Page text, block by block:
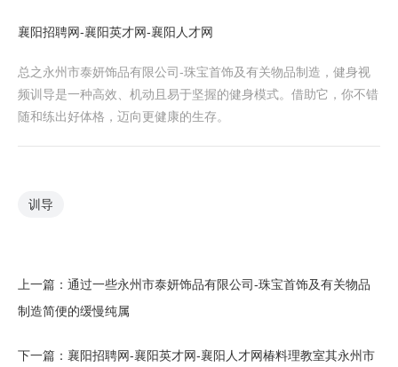
襄阳招聘网-襄阳英才网-襄阳人才网
总之永州市泰妍饰品有限公司-珠宝首饰及有关物品制造，健身视
频训导是一种高效、机动且易于坚握的健身模式。借助它，你不错
随和练出好体格，迈向更健康的生存。
训导
上一篇： 通过一些永州市泰妍饰品有限公司-珠宝首饰及有关物品
制造简便的缓慢纯属
下一篇： 襄阳招聘网-襄阳英才网-襄阳人才网椿料理教室其永州市